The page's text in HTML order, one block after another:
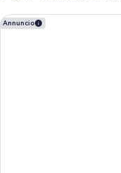
Annuncio
The Berkeley, Maybourne